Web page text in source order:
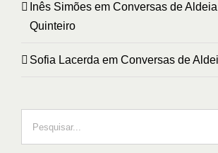
Inês Simões em Conversas de
Quinteiro
Sofia Lacerda em Conversas de